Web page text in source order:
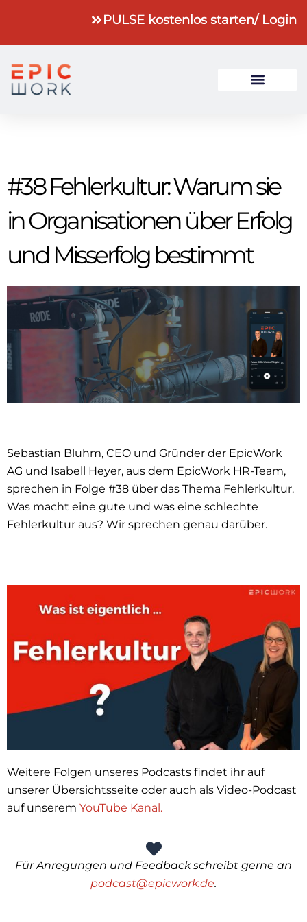
PULSE kostenlos starten/ Login
#38 Fehlerkultur: Warum sie
in Organisationen über Erfolg
und Misserfolg bestimmt
Sebastian Bluhm, CEO und Gründer der EpicWork
AG und Isabell Heyer, aus dem EpicWork HR-Team,
sprechen in Folge #38 über das Thema Fehlerkultur.
Was macht eine gute und was eine schlechte
Fehlerkultur aus? Wir sprechen genau darüber.
Weitere Folgen unseres Podcasts findet ihr auf
unserer Übersichtsseite oder auch als Video-Podcast
auf unserem YouTube Kanal.
Für Anregungen und Feedback schreibt gerne an
podcast@epicwork.de.